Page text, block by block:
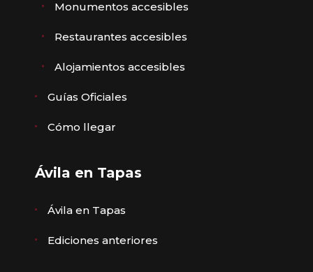
Monumentos accesibles
Restaurantes accesibles
Alojamientos accesibles
Guías Oficiales
Cómo llegar
Ávila en Tapas
Ávila en Tapas
Ediciones anteriores